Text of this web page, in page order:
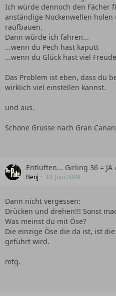
Ich würde dennoch den Fächer
anständige Nockenwellen holen
raufbauen.
Dann würde ich fahren...
...wenn du Pech hast kaputt
...wenn du Glück hast viel Freude
Das Problem ist eben, dass du
wirklich viel einstellen kannst.
und aus.
Schöne Grüsse nach Gran
Entlüften... Girling 36 = JA
Benj 30. Juni 2009
Dann nicht vergessen:
Drücken und drehen!!! Sonst
Was meinst du mit Öse?
Die einzige Öse die da ist, ist
geführt wird.
mfg.